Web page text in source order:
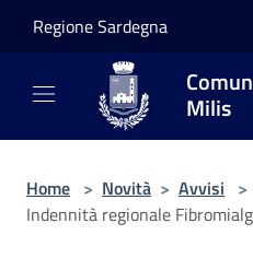
Regione Sardegna
Milis
Home > Novità > Avvisi >
Indennità regionale